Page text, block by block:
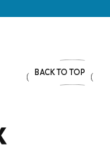
BACK TO TOP